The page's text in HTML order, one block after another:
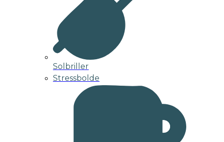
Solbriller
Stressbolde